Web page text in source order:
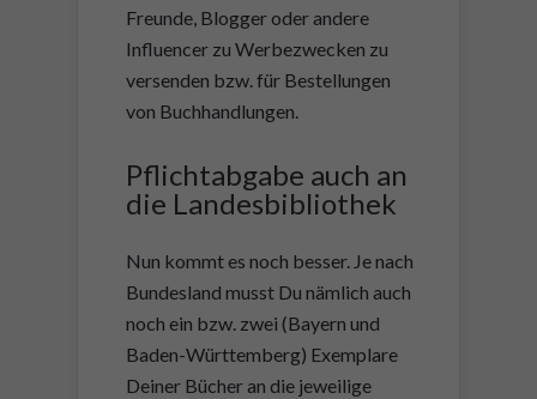
Freunde, Blogger oder andere
Influencer zu Werbezwecken zu
versenden bzw. für Bestellungen
von Buchhandlungen.
Pflichtabgabe auch an
die Landesbibliothek
Nun kommt es noch besser. Je nach
Bundesland musst Du nämlich auch
noch ein bzw. zwei (Bayern und
Baden-Württemberg) Exemplare
Deiner Bücher an die jeweilige